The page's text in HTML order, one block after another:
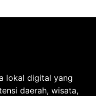
lokal digital yang
daerah, wisata,